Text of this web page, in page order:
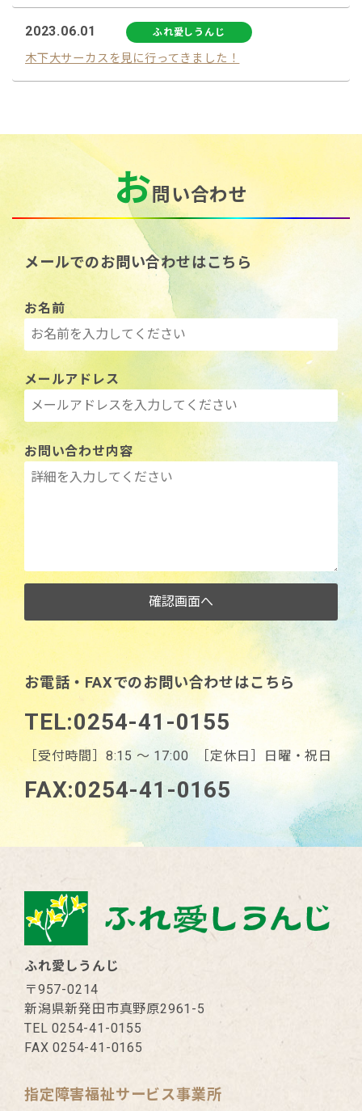
2023.06.01 ふれ愛しうんじ
木下大サーカスを見に行ってきました！
お問い合わせ
メールでのお問い合わせはこちら
お名前
メールアドレス
お問い合わせ内容
お電話・FAXでのお問い合わせはこちら
TEL:0254-41-0155
［受付時間］8:15 〜 17:00 ［定休日］日曜・祝日
FAX:0254-41-0165
ふれ愛しうんじ
〒957-0214
新潟県新発田市真野原2961-5
TEL 0254-41-0155
FAX 0254-41-0165
指定障害福祉サービス事業所